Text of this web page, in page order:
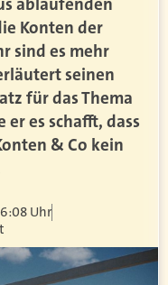
Konten der
sind es mehr
seinen
für das Thema
es schafft, dass
& Co kein
Uhr